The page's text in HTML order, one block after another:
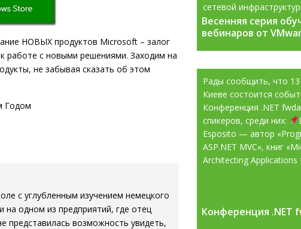
НОВЫХ продуктов Microsoft – залог
работе с новыми решениями. Заходим на
не забывая сказать об этом
Годом
с углубленным изучением немецкого
на одном из предприятий, где отец
представилась возможность увидеть,
Весенняя серия
вебинаров от
сетевой
информационной...
Весенняя серия
вебинаров от
Конференция .NET
Рады сообщить, что 13
Киеве состоится
Конференция .NET
спикеров, среди них:
Esposito — автор
ASP.NET MVC», книг
Architecting Applications
Конференция .NET